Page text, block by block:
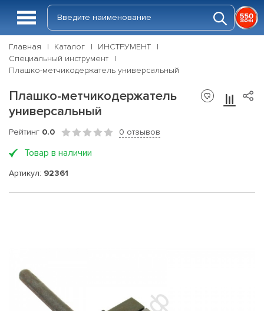
Главная Каталог
ИНСТРУМЕНТ
Специальный инструмент
Плашко-метчикодержатель универсальный
Плашко-метчикодержатель
универсальный
Рейтинг 0.0 0 отзывов
Товар в наличии
Артикул: 92361